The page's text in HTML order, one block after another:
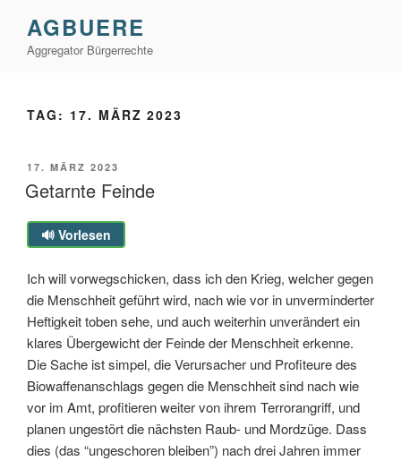
Inhalt
springen
AGBUERE
Aggregator Bürgerrechte
TAG: 17. MÄRZ 2023
VERÖFFENTLICHT
AM
17. MÄRZ 2023
Getarnte Feinde
🔊 Vorlesen
Ich will vorwegschicken, dass ich den Krieg, welcher gegen
die Menschheit geführt wird, nach wie vor in unverminderter
Heftigkeit toben sehe, und auch weiterhin unverändert ein
klares Übergewicht der Feinde der Menschheit erkenne.
Die Sache ist simpel, die Verursacher und Profiteure des
Biowaffenanschlags gegen die Menschheit sind nach wie
vor im Amt, profitieren weiter von ihrem Terrorangriff, und
planen ungestört die nächsten Raub- und Mordzüge. Dass
dies (das “ungeschoren bleiben”) nach drei Jahren immer